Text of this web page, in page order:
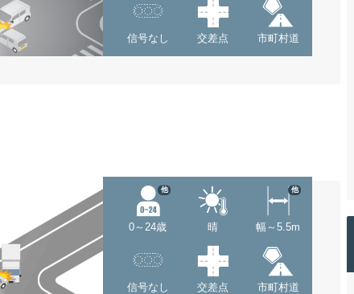
信号なし 交差点 市町村道
0～24歳
他
晴 幅～5.5m
他
信号なし 交差点 市町村道